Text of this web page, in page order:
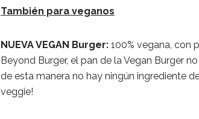
También para veganos
NUEVA VEGAN Burger: 100% vegana, con
Beyond Burger, el pan de la Vegan Burger
de esta manera no hay ningún ingrediente
veggie!